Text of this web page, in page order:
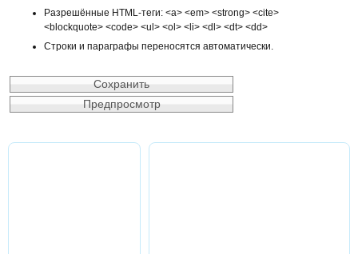
Разрешённые HTML-теги: <a> <em> <strong> <cite>
<blockquote> <code> <ul> <ol> <li> <dl> <dt> <dd>
Строки и параграфы переносятся автоматически.